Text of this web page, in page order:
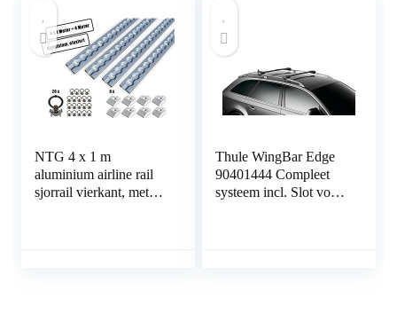
NTG 4 x 1 m
aluminium airline rail
sjorrail vierkant, met
Thule WingBar Edge
90401444 Compleet
systeem incl. Slot voor